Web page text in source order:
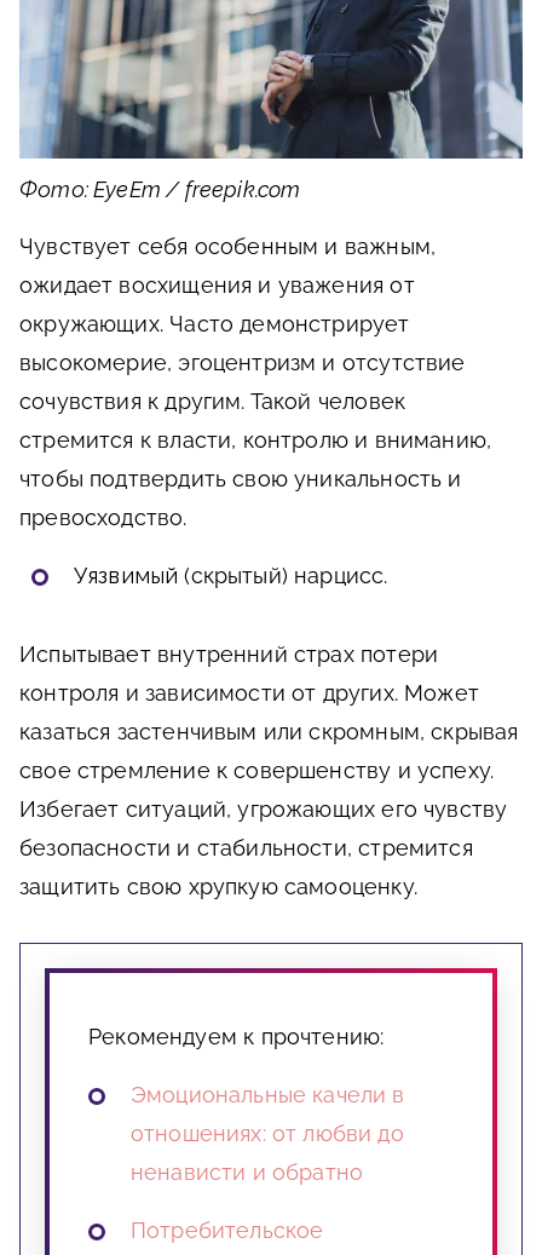
Фото: EyeEm / freepik.com
Чувствует себя особенным и важным,
ожидает восхищения и уважения от
окружающих. Часто демонстрирует
высокомерие, эгоцентризм и отсутствие
сочувствия к другим. Такой человек
стремится к власти, контролю и вниманию,
чтобы подтвердить свою уникальность и
превосходство.
Уязвимый (скрытый) нарцисс.
Испытывает внутренний страх потери
контроля и зависимости от других. Может
казаться застенчивым или скромным, скрывая
свое стремление к совершенству и успеху.
Избегает ситуаций, угрожающих его чувству
безопасности и стабильности, стремится
защитить свою хрупкую самооценку.
Рекомендуем к прочтению:
Эмоциональные качели в
отношениях: от любви до
ненависти и обратно
Потребительское